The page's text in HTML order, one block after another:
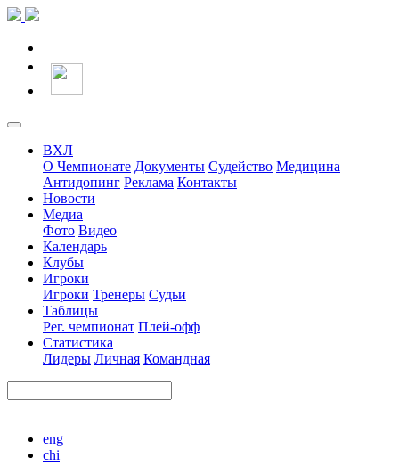
ВХЛ
О Чемпионате Документы Судейство Медицина
Антидопинг Реклама Контакты
Новости
Медиа
Фото Видео
Календарь
Клубы
Игроки
Игроки Тренеры Судьи
Таблицы
Рег. чемпионат Плей-офф
Статистика
Лидеры Личная Командная
eng
chi